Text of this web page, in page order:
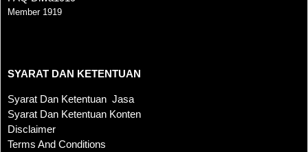
Member 1919
SYARAT DAN KETENTUAN
Syarat Dan Ketentuan Jasa
Syarat Dan Ketentuan Konten
Disclaimer
Terms And Conditions